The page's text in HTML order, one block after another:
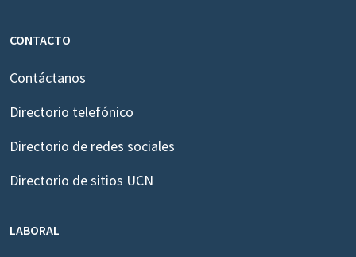
CONTACTO
Contáctanos
Directorio telefónico
Directorio de redes sociales
Directorio de sitios UCN
LABORAL